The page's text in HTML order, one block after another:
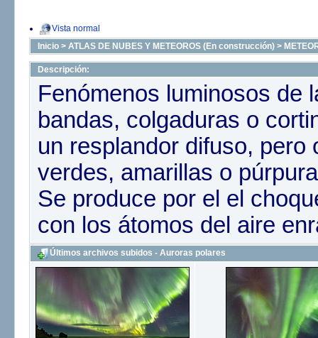
Vista normal
Inicio > ATLAS DE NUBES Y METEOROS (En construcción) >
Descripción:
Fenómenos luminosos de
bandas, colgaduras o
un resplandor difuso,
verdes, amarillas o
Se produce por el el
con los átomos del aire
Últimos archivos subidos - Auroras polares